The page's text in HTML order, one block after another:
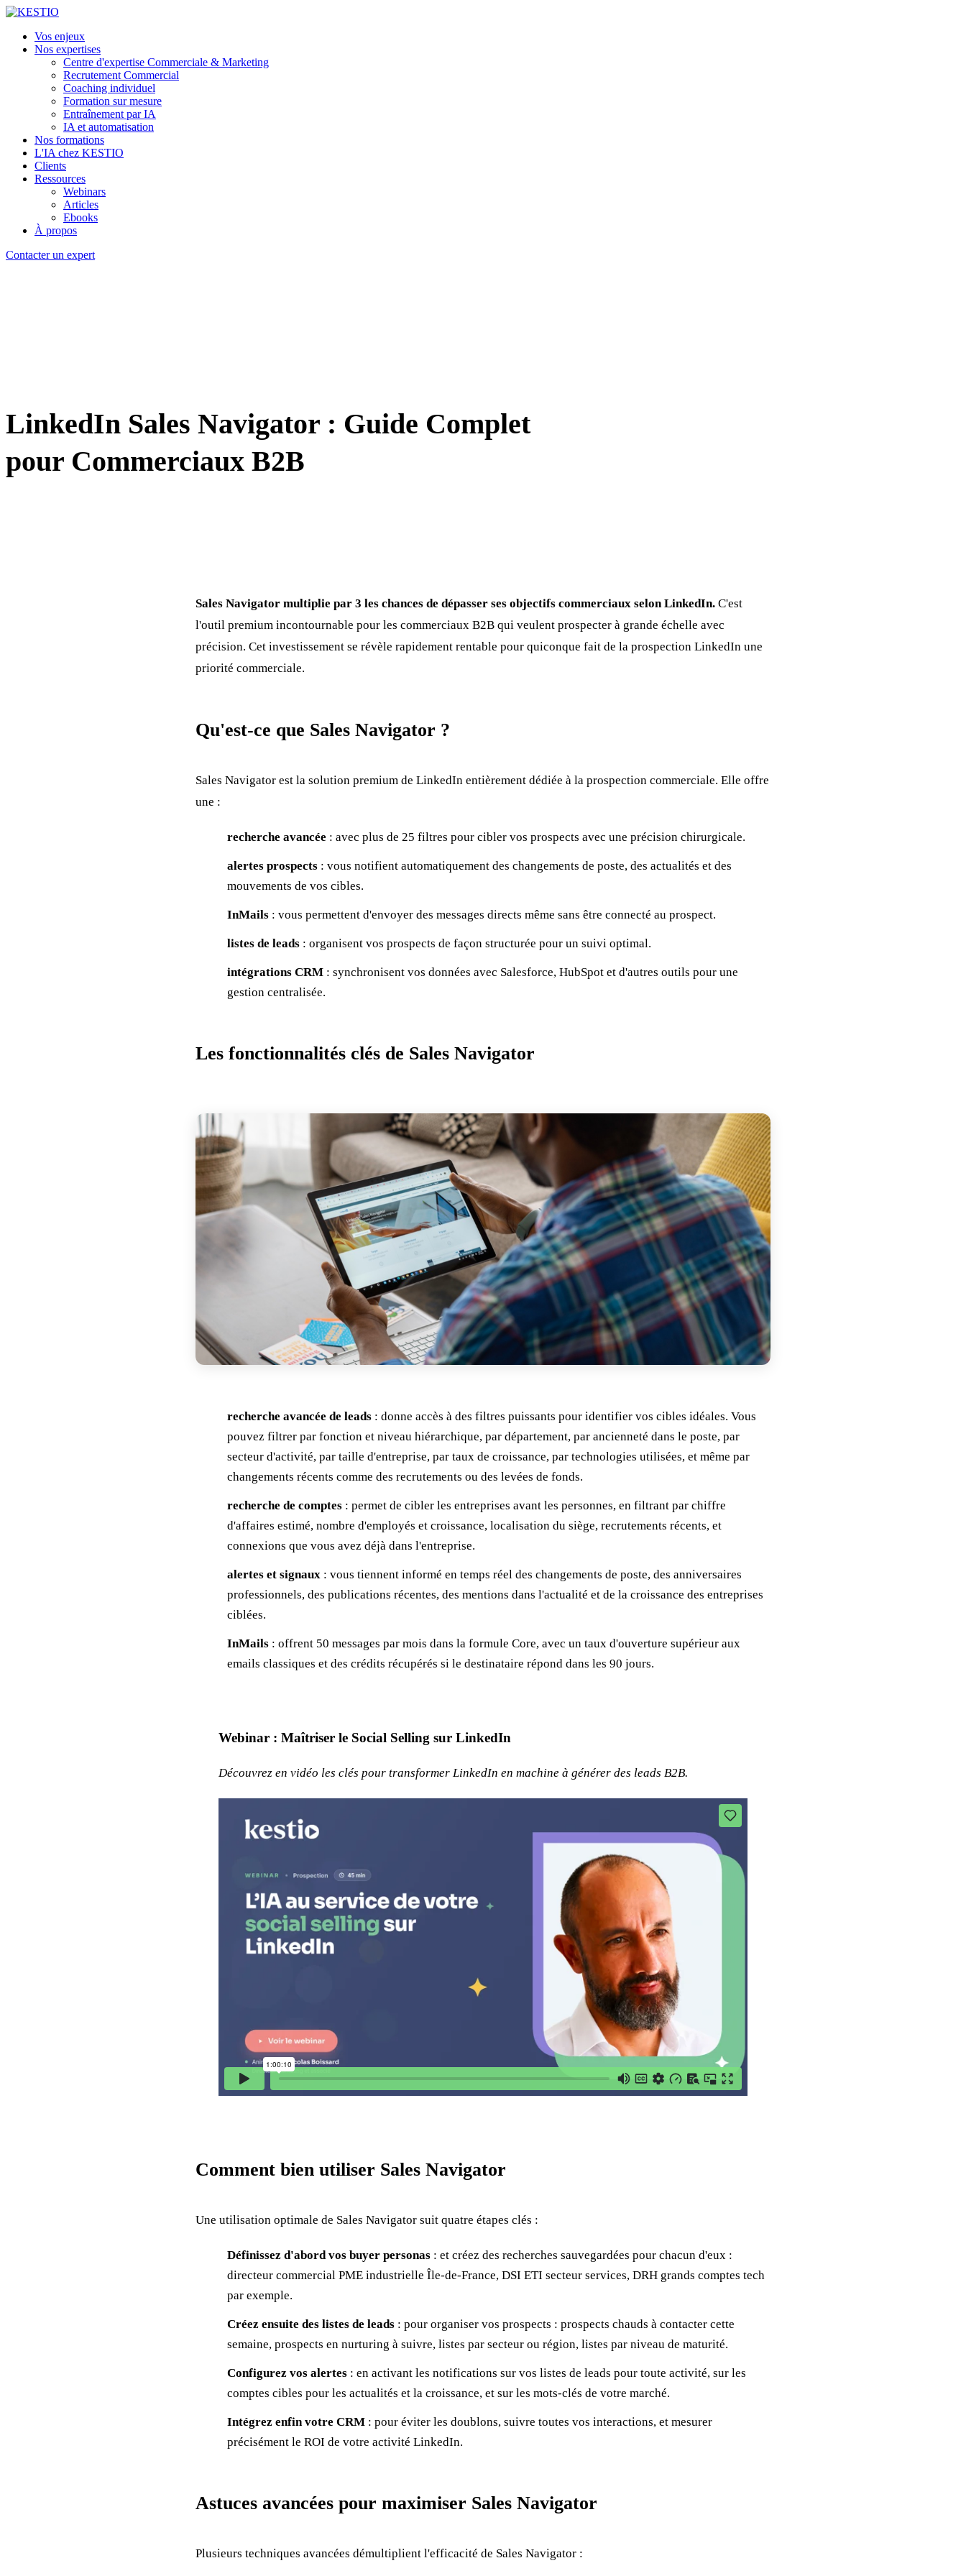
Vos enjeux
Nos expertises
Centre d'expertise Commerciale & Marketing
Recrutement Commercial
Coaching individuel
Formation sur mesure
Entraînement par IA
IA et automatisation
Nos formations
L'IA chez KESTIO
Clients
Ressources
Webinars
Articles
Ebooks
À propos
Contacter un expert
LinkedIn Sales Navigator : Guide Complet
pour Commerciaux B2B
Sales Navigator multiplie par 3 les chances de dépasser ses objectifs commerciaux selon LinkedIn. C'est
l'outil premium incontournable pour les commerciaux B2B qui veulent prospecter à grande échelle avec
précision. Cet investissement se révèle rapidement rentable pour quiconque fait de la prospection LinkedIn une
priorité commerciale.
Qu'est-ce que Sales Navigator ?
Sales Navigator est la solution premium de LinkedIn entièrement dédiée à la prospection commerciale. Elle offre
une :
recherche avancée : avec plus de 25 filtres pour cibler vos prospects avec une précision chirurgicale.
alertes prospects : vous notifient automatiquement des changements de poste, des actualités et des
mouvements de vos cibles.
InMails : vous permettent d'envoyer des messages directs même sans être connecté au prospect.
listes de leads : organisent vos prospects de façon structurée pour un suivi optimal.
intégrations CRM : synchronisent vos données avec Salesforce, HubSpot et d'autres outils pour une
gestion centralisée.
Les fonctionnalités clés de Sales Navigator
recherche avancée de leads : donne accès à des filtres puissants pour identifier vos cibles idéales. Vous
pouvez filtrer par fonction et niveau hiérarchique, par département, par ancienneté dans le poste, par
secteur d'activité, par taille d'entreprise, par taux de croissance, par technologies utilisées, et même par
changements récents comme des recrutements ou des levées de fonds.
recherche de comptes : permet de cibler les entreprises avant les personnes, en filtrant par chiffre
d'affaires estimé, nombre d'employés et croissance, localisation du siège, recrutements récents, et
connexions que vous avez déjà dans l'entreprise.
alertes et signaux : vous tiennent informé en temps réel des changements de poste, des anniversaires
professionnels, des publications récentes, des mentions dans l'actualité et de la croissance des entreprises
ciblées.
InMails : offrent 50 messages par mois dans la formule Core, avec un taux d'ouverture supérieur aux
emails classiques et des crédits récupérés si le destinataire répond dans les 90 jours.
Webinar : Maîtriser le Social Selling sur LinkedIn
Découvrez en vidéo les clés pour transformer LinkedIn en machine à générer des leads B2B.
Comment bien utiliser Sales Navigator
Une utilisation optimale de Sales Navigator suit quatre étapes clés :
Définissez d'abord vos buyer personas : et créez des recherches sauvegardées pour chacun d'eux :
directeur commercial PME industrielle Île-de-France, DSI ETI secteur services, DRH grands comptes tech
par exemple.
Créez ensuite des listes de leads : pour organiser vos prospects : prospects chauds à contacter cette
semaine, prospects en nurturing à suivre, listes par secteur ou région, listes par niveau de maturité.
Configurez vos alertes : en activant les notifications sur vos listes de leads pour toute activité, sur les
comptes cibles pour les actualités et la croissance, et sur les mots-clés de votre marché.
Intégrez enfin votre CRM : pour éviter les doublons, suivre toutes vos interactions, et mesurer
précisément le ROI de votre activité LinkedIn.
Astuces avancées pour maximiser Sales Navigator
Plusieurs techniques avancées démultiplient l'efficacité de Sales Navigator :